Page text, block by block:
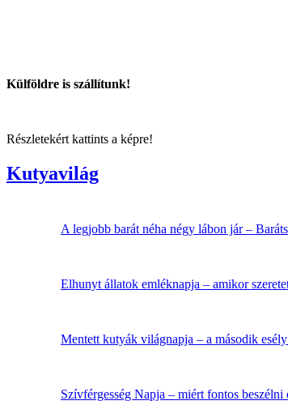
Külföldre is szállítunk!
Részletekért kattints a képre!
Kutyavilág
A legjobb barát néha négy lábon jár –
Elhunyt állatok emléknapja – amikor
Mentett kutyák világnapja – a második
Szívférgesség Napja – miért fontos beszélni